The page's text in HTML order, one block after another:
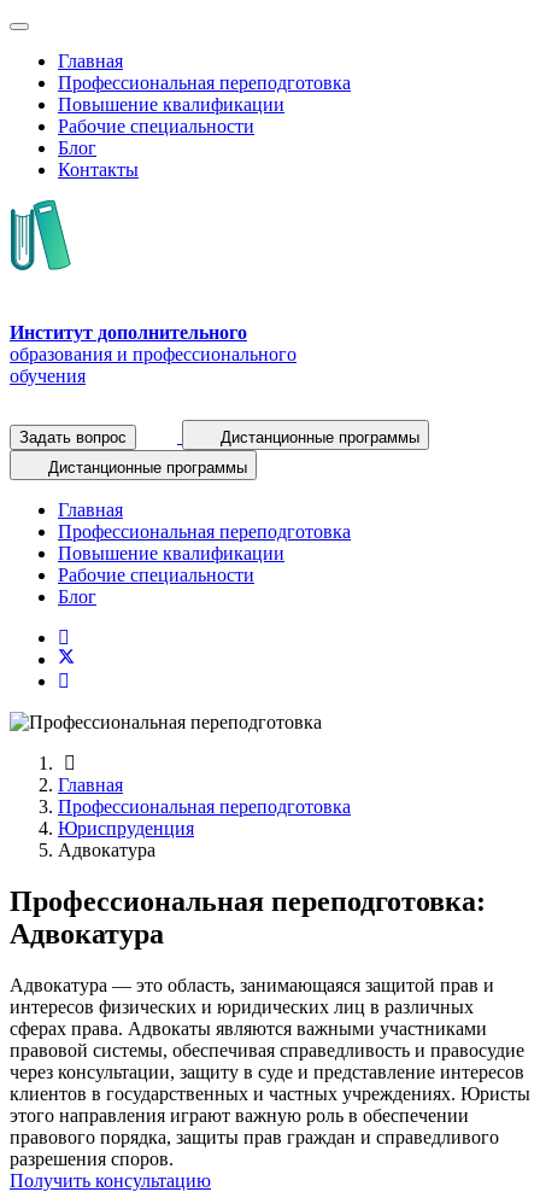
Главная
Профессиональная переподготовка
Повышение квалификации
Рабочие специальности
Блог
Контакты
Институт дополнительного
образования и профессионального
обучения
Задать вопрос
Дистанционные программы
Дистанционные программы
Главная
Профессиональная переподготовка
Повышение квалификации
Рабочие специальности
Блог
Главная
Профессиональная переподготовка
Юриспруденция
Адвокатура
Профессиональная переподготовка:
Адвокатура
Адвокатура — это область, занимающаяся защитой прав и
интересов физических и юридических лиц в различных
сферах права. Адвокаты являются важными участниками
правовой системы, обеспечивая справедливость и правосудие
через консультации, защиту в суде и представление интересов
клиентов в государственных и частных учреждениях. Юристы
этого направления играют важную роль в обеспечении
правового порядка, защиты прав граждан и справедливого
разрешения споров.
Получить консультацию